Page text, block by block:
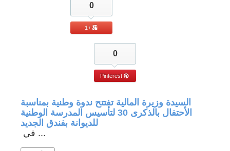
0
+1
0
Pinterest
السيدة وزيرة المالية تفتتح ندوة وطنية بمناسبة
الأحتفال بالذكرى 30 لتأسيس المدرسة الوطنية
للديوانة بفندق الجديد
في ...